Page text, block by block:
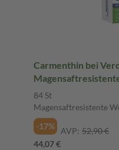
Carmenthin bei
84 St
Magensaftresistente
-17%
AVP: 52,90 €
44,07 €